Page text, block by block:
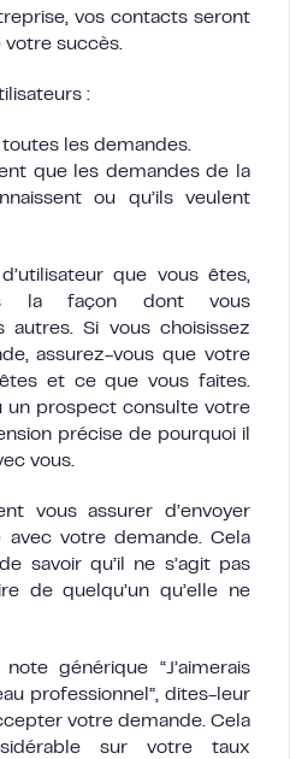
vos contacts seront
votre succès.
:
les demandes.
que les demandes de la
ou qu’ils veulent
que vous êtes,
la façon dont vous
autres. Si vous choisissez
assurez-vous que votre
et ce que vous faites.
un prospect consulte votre
précise de pourquoi il
vous.
vous assurer d’envoyer
avec votre demande. Cela
savoir qu’il ne s’agit pas
de quelqu’un qu’elle ne
générique “J’aimerais
professionnel”, dites-leur
votre demande. Cela
sur votre taux